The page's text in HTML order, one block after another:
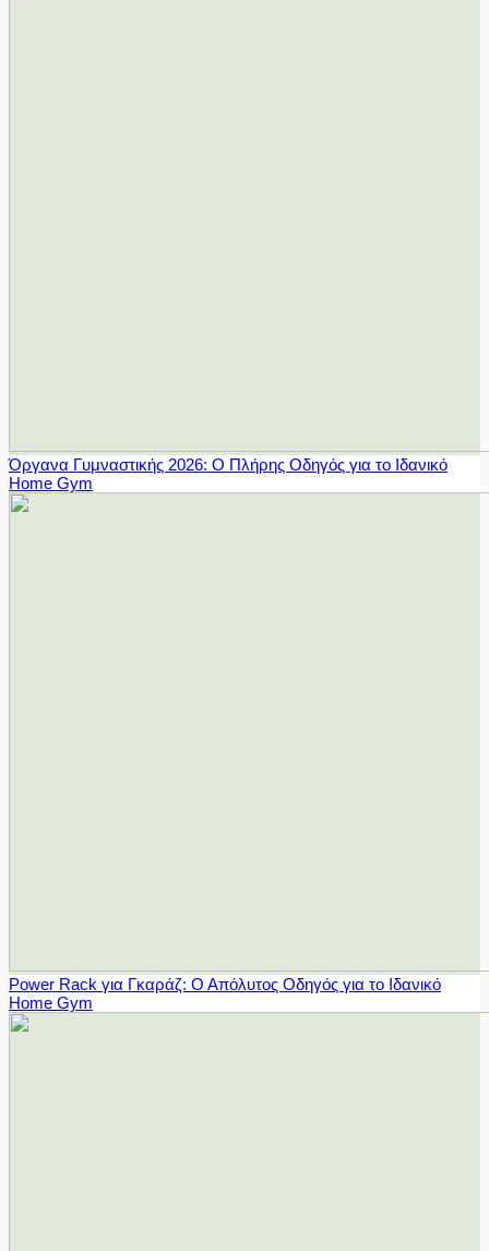
Όργανα Γυμναστικής 2026: Ο Πλήρης Οδηγός για το Ιδανικό
Home Gym
Power Rack για Γκαράζ: Ο Απόλυτος Οδηγός για το Ιδανικό
Home Gym